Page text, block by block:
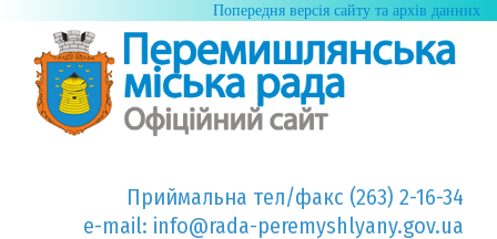
Попередня версія сайту та архів данних
Приймальна тел/факс (263) 2-16-34
e-mail: info@rada-peremyshlyany.gov.ua